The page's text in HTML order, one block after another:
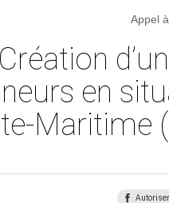
en
Maritime
Appel
Autoriser